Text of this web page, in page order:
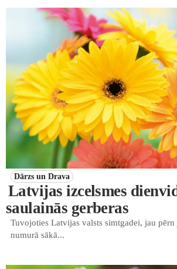
Dārzs un Drava
Latvijas izcelsmes
saulainās gerberas
Tuvojoties Latvijas valsts simtgadei, jau pērn
numurā sākā...